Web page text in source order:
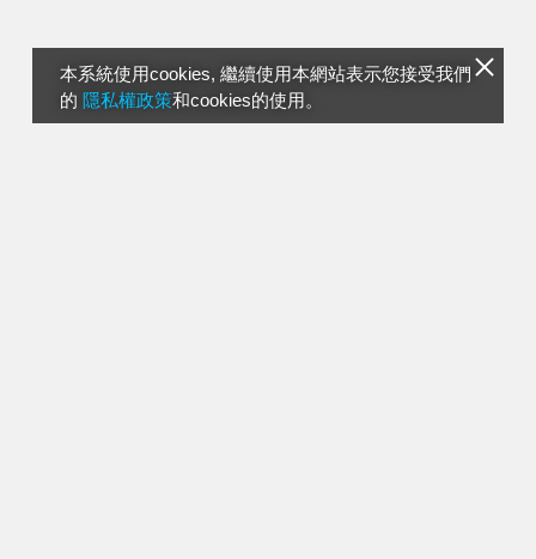
本系統使用cookies, 繼續使用本網站表示您接受我們
的 隱私權政策和cookies的使用。